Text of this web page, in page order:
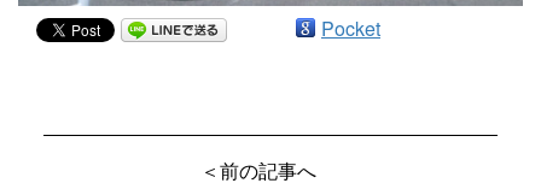
Pocket
＜前の記事へ